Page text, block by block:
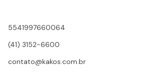
5541997660064
(41) 3152-6600
contato@kakos.com.br